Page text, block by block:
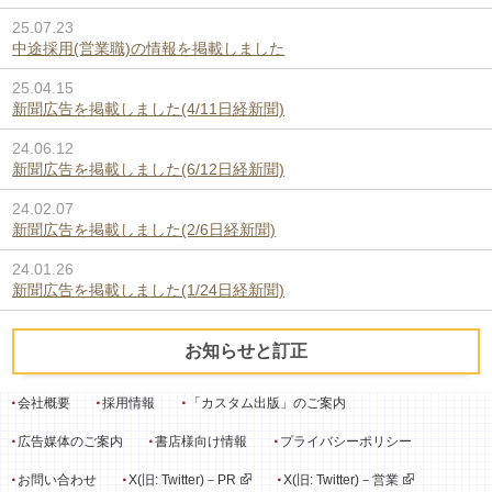
25.07.23
中途採用(営業職)の情報を掲載しました
25.04.15
新聞広告を掲載しました(4/11日経新聞)
24.06.12
新聞広告を掲載しました(6/12日経新聞)
24.02.07
新聞広告を掲載しました(2/6日経新聞)
24.01.26
新聞広告を掲載しました(1/24日経新聞)
お知らせと訂正
会社概要 採用情報 「カスタム出版」のご案内
広告媒体のご案内 書店様向け情報 プライバシーポリシー
お問い合わせ X(旧: Twitter)－PR X(旧: Twitter)－営業